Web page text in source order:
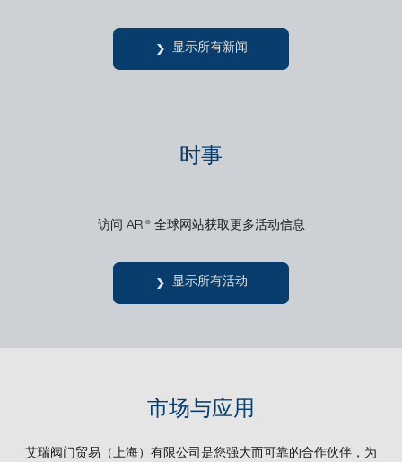
显示所有新闻
时事
访问 ARI®全球网站获取更多活动信息
显示所有活动
市场与应用
艾瑞阀门贸易（上海）有限公司是您强大而可靠的合作伙伴，为